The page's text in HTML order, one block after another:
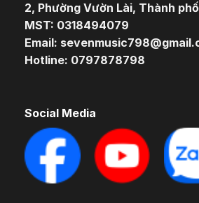
2, Phường Vườn Lài, Thành
MST: 0318494079
Email:
Hotline: 0797878798
Social Media